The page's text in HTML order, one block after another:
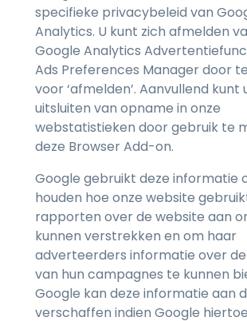
specifieke privacybeleid van
Analytics. U kunt zich afmelden
Google Analytics
Ads Preferences Manager door
voor ‘afmelden’. Aanvullend kunt
uitsluiten van opname in onze
webstatistieken door gebruik te
deze Browser Add-on.
Google gebruikt deze informatie
houden hoe onze website
rapporten over de website aan
kunnen verstrekken en om haar
adverteerders informatie over
van hun campagnes te kunnen
Google kan deze informatie aan
verschaffen indien Google